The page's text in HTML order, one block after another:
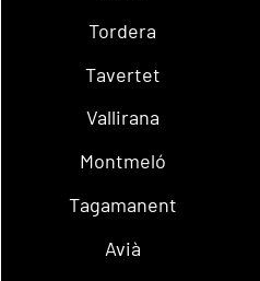
Tordera
Tavertet
Vallirana
Montmeló
Tagamanent
Avià